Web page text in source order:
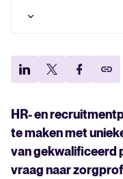
Lees
Recruitment
Recruitee by
HR- en
te maken met
van gekwalificeerd
vraag naar